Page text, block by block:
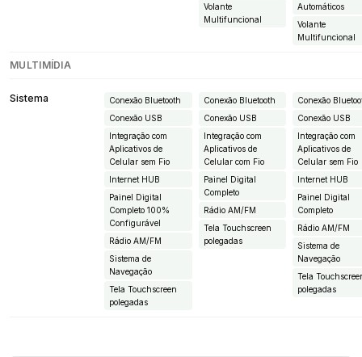
Volante
Multifuncional
Automáticos
Volante
Multifuncional
MULTIMÍDIA
Sistema
Conexão Bluetooth
Conexão USB
Integração com
Aplicativos de
Celular sem Fio
Internet HUB
Painel Digital
Completo 100%
Configurável
Rádio AM/FM
Sistema de
Navegação
Tela Touchscreen
polegadas
Conexão Bluetooth
Conexão USB
Integração com
Aplicativos de
Celular com Fio
Painel Digital
Completo
Rádio AM/FM
Tela Touchscreen
polegadas
Conexão
Conexão USB
Integração com
Aplicativos de
Celular sem Fio
Internet HUB
Painel Digital
Completo
Rádio AM/FM
Sistema de
Navegação
Tela
polegadas